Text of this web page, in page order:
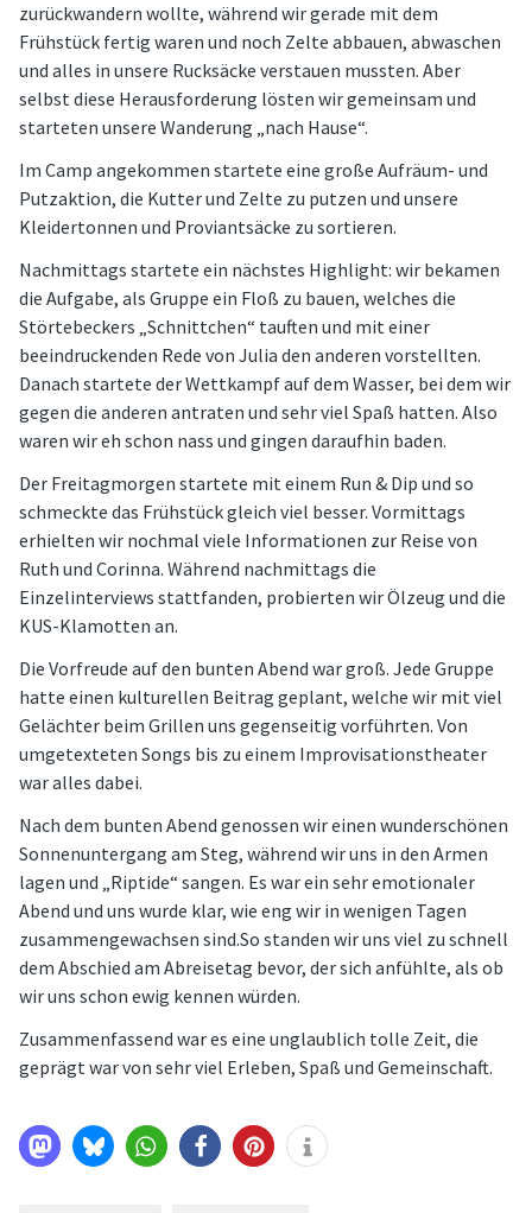
zurückwandern wollte, während wir gerade mit dem
Frühstück fertig waren und noch Zelte abbauen, abwaschen
und alles in unsere Rucksäcke verstauen mussten. Aber
selbst diese Herausforderung lösten wir gemeinsam und
starteten unsere Wanderung „nach Hause“.
Im Camp angekommen startete eine große Aufräum- und
Putzaktion, die Kutter und Zelte zu putzen und unsere
Kleidertonnen und Proviantsäcke zu sortieren.
Nachmittags startete ein nächstes Highlight: wir bekamen
die Aufgabe, als Gruppe ein Floß zu bauen, welches die
Störtebeckers „Schnittchen“ tauften und mit einer
beeindruckenden Rede von Julia den anderen vorstellten.
Danach startete der Wettkampf auf dem Wasser, bei dem wir
gegen die anderen antraten und sehr viel Spaß hatten. Also
waren wir eh schon nass und gingen daraufhin baden.
Der Freitagmorgen startete mit einem Run & Dip und so
schmeckte das Frühstück gleich viel besser. Vormittags
erhielten wir nochmal viele Informationen zur Reise von
Ruth und Corinna. Während nachmittags die
Einzelinterviews stattfanden, probierten wir Ölzeug und die
KUS-Klamotten an.
Die Vorfreude auf den bunten Abend war groß. Jede Gruppe
hatte einen kulturellen Beitrag geplant, welche wir mit viel
Gelächter beim Grillen uns gegenseitig vorführten. Von
umgetexteten Songs bis zu einem Improvisationstheater
war alles dabei.
Nach dem bunten Abend genossen wir einen wunderschönen
Sonnenuntergang am Steg, während wir uns in den Armen
lagen und „Riptide“ sangen. Es war ein sehr emotionaler
Abend und uns wurde klar, wie eng wir in wenigen Tagen
zusammengewachsen sind.So standen wir uns viel zu schnell
dem Abschied am Abreisetag bevor, der sich anfühlte, als ob
wir uns schon ewig kennen würden.
Zusammenfassend war es eine unglaublich tolle Zeit, die
geprägt war von sehr viel Erleben, Spaß und Gemeinschaft.